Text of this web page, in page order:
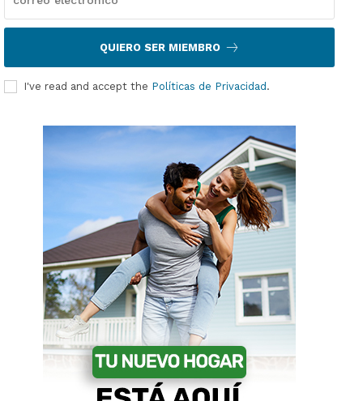
QUIERO SER MIEMBRO
I've read and accept the Políticas de Privacidad.